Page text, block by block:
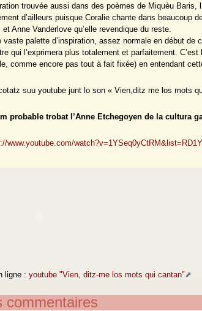
trouvée aussi dans des poèmes de Miquèu Baris,
d’ailleurs puisque Coralie chante dans beaucoup
et Anne Vanderlove qu’elle revendique du reste.
vaste palette d’inspiration, assez normale en début
qui l’exprimera plus totalement et parfaitement.
comme encore pas tout à fait fixée) en entendant
suu youtube junt lo son « Vien,ditz me los mots
probable trobat l’Anne Etchegoyen de la cultura
www.youtube.com/
ligne :youtube "Vien, ditz-me los mots qui cantan"
commentaires